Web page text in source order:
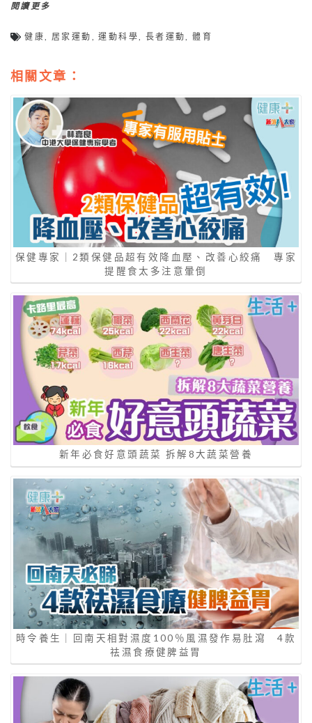
閱讀更多
健康 居家運動 ,運動科學 長者運動 ,體育
相關文章：
保健專家｜2類保健品超有效降血壓、改善心絞痛 專家
提醒食太多注意暈倒
新年必食好意頭蔬菜 拆解8大蔬菜營養
時令養生｜回南天相對濕度100％風濕發作易肚瀉 4款
祛濕食療健脾益胃